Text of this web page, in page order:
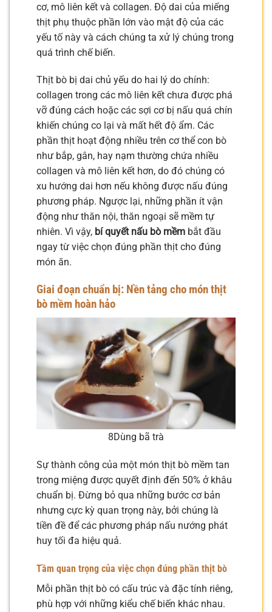
cơ, mô liên kết và collagen. Độ dai của miếng
thịt phụ thuộc phần lớn vào mật độ của các
yếu tố này và cách chúng ta xử lý chúng trong
quá trình chế biến.
Thịt bò bị dai chủ yếu do hai lý do chính:
collagen trong các mô liên kết chưa được phá
vỡ đúng cách hoặc các sợi cơ bị nấu quá chín
khiến chúng co lại và mất hết độ ẩm. Các
phần thịt hoạt động nhiều trên cơ thể con bò
như bắp, gân, hay nạm thường chứa nhiều
collagen và mô liên kết hơn, do đó chúng có
xu hướng dai hơn nếu không được nấu đúng
phương pháp. Ngược lại, những phần ít vận
động như thăn nội, thăn ngoại sẽ mềm tự
nhiên. Vì vậy, bí quyết nấu bò mềm bắt đầu
ngay từ việc chọn đúng phần thịt cho đúng
món ăn.
Giai đoạn chuẩn bị: Nền tảng cho món thịt
bò mềm hoàn hảo
8Dùng bã trà
Sự thành công của một món thịt bò mềm tan
trong miệng được quyết định đến 50% ở khâu
chuẩn bị. Đừng bỏ qua những bước cơ bản
nhưng cực kỳ quan trọng này, bởi chúng là
tiền đề để các phương pháp nấu nướng phát
huy tối đa hiệu quả.
Tầm quan trọng của việc chọn đúng phần thịt bò
Mỗi phần thịt bò có cấu trúc và đặc tính riêng,
phù hợp với những kiểu chế biến khác nhau.